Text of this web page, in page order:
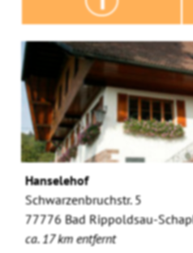
Hanselehof
Schwarzenbruchstr. 5
77776 Bad Rippoldsau-
ca. 17 km entfernt